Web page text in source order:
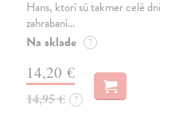
Hans, ktorí sú takmer celé dni
zahrabaní…
Na sklade ?
14,20 €
14,95 € ?